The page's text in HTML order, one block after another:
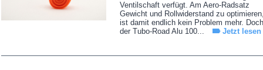
Ventilschaft verfügt. Am Aero-Radsatz
Gewicht und Rollwiderstand zu
ist damit endlich kein Problem mehr. Doch
der Tubo-Road Alu 100...
Jetzt lesen